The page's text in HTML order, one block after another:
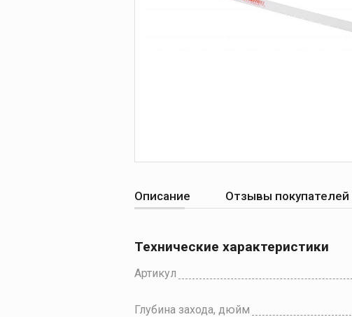
Описание Отзывы покупателей
Технические характеристики
Артикул
Глубина захода, дюйм